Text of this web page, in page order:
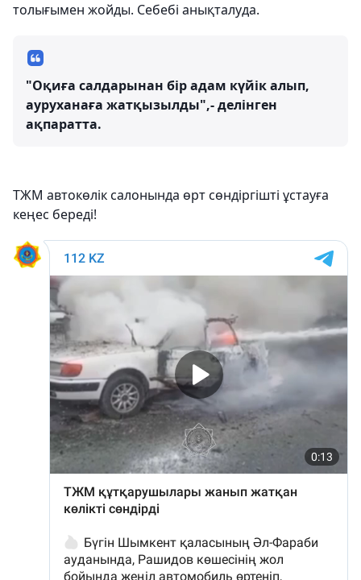
толығымен жойды. Себебі анықталуда.
"Оқиға салдарынан бір адам күйік алып,
ауруханаға жатқызылды",- делінген
ақпаратта.
ТЖМ автокөлік салонында өрт сөндіргішті ұстауға
кеңес береді!